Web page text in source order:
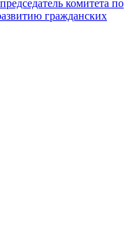
комитета по
гражданских